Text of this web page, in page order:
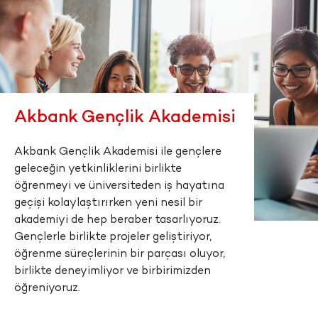
Akbank Gençlik Akademisi
Akbank Gençlik Akademisi ile gençlere
geleceğin yetkinliklerini birlikte
öğrenmeyi ve üniversiteden iş hayatına
geçişi kolaylaştırırken yeni nesil bir
akademiyi de hep beraber tasarlıyoruz.
Gençlerle birlikte projeler geliştiriyor,
öğrenme süreçlerinin bir parçası oluyor,
birlikte deneyimliyor ve birbirimizden
öğreniyoruz.